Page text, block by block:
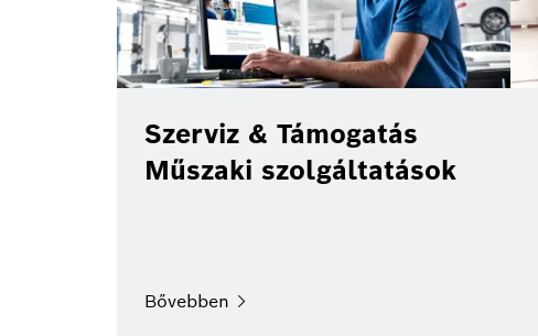
Szerviz & Támogatás
Műszaki szolgáltatások
Bővebben